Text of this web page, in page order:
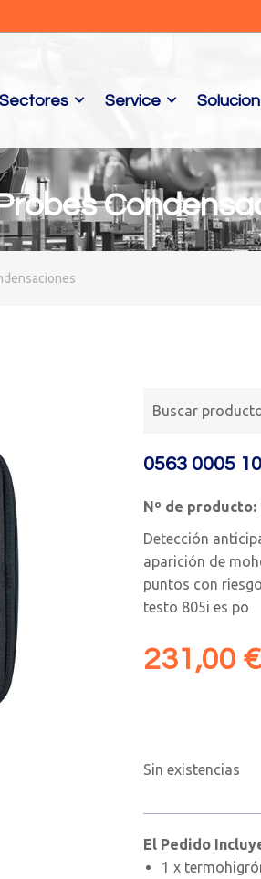
Sectores Service
0563 0005
Nº de producto:
Detección
aparición de
puntos con
testo 805i es po
231,00 €
Sin existencias
El Pedido
1 x